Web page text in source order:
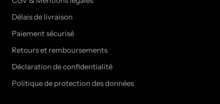
Délais de livraison
Paiement sécurisé
Retours et remboursements
Déclaration de confidentialité
Politique de protection des données